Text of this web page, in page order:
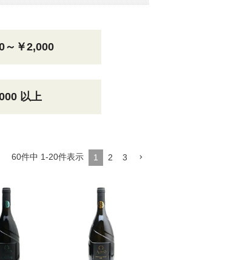
～￥2,000
以上
60件中 1-20件表示 1 2 3